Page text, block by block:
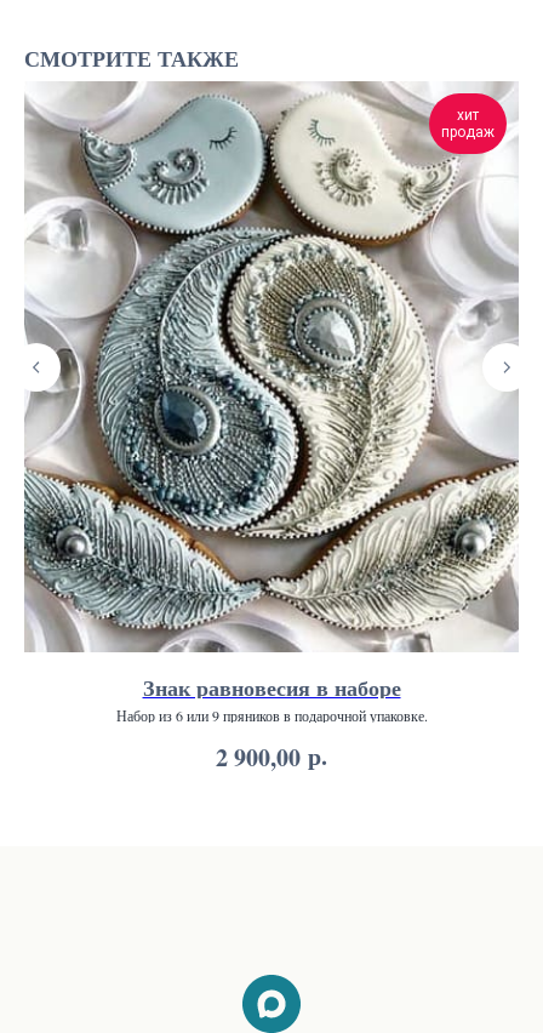
СМОТРИТЕ ТАКЖЕ
хит
продаж
Знак равновесия в наборе
Набор из 6 или 9 пряников в подарочной упаковке.
2 900,00 р.